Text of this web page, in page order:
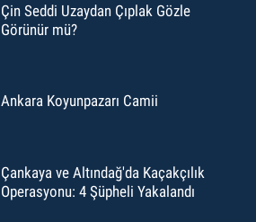
Çin Seddi Uzaydan Çıplak Gözle
Görünür mü?
Ankara Koyunpazarı Camii
Çankaya ve Altındağ'da Kaçakçılık
Operasyonu: 4 Şüpheli Yakalandı